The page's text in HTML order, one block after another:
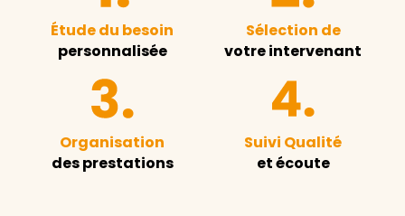
Étude du besoin
personnalisée
Sélection de
votre intervenant
Organisation
des prestations
Suivi Qualité
et écoute